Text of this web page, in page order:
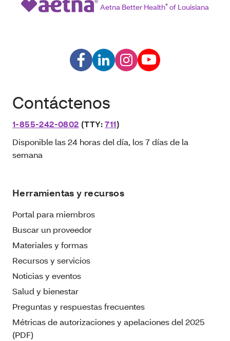
Aetna Better Health® of Louisiana
Contáctenos
1-855-242-0802 (TTY:711)
Disponible las 24 horas del día, los 7 días de la
semana
Herramientas y recursos
Portal para miembros
Buscar un proveedor
Materiales y formas
Recursos y servicios
Noticias y eventos
Salud y bienestar
Preguntas y respuestas frecuentes
Métricas de autorizaciones y apelaciones del 2025
(PDF)